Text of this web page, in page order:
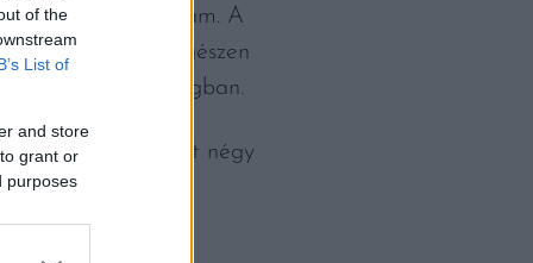
of the
List of
and store
grant or
purposes
a várható élettartam. A
szigete – egészen
– Olaszországban.
idézi, aki szerint négy